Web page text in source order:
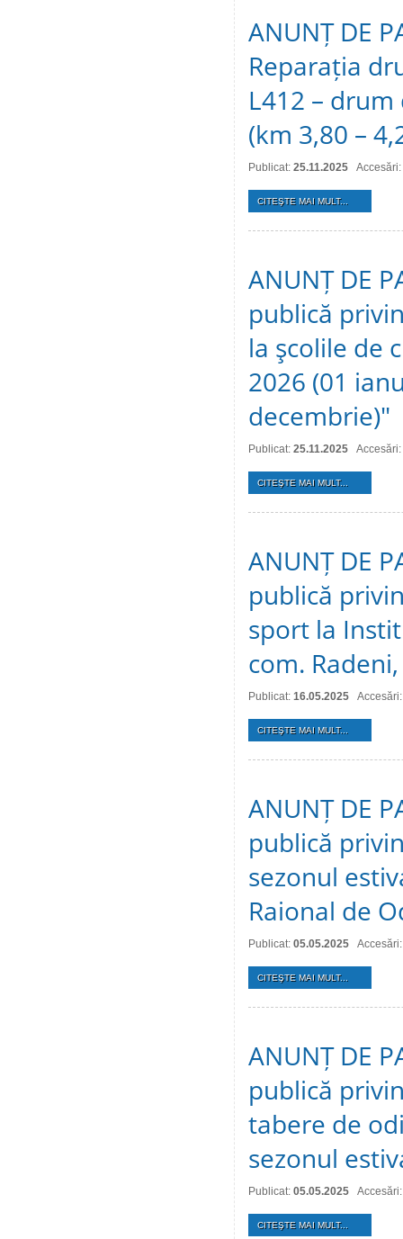
ANUNȚ DE
Reparația
L412 – drum
(km 3,80 –
Publicat: 25.11.2025
CITEŞTE MAI MULT...
ANUNȚ DE
publică
la şcolile de
2026 (01
decembrie)"
Publicat: 25.11.2025
CITEŞTE MAI MULT...
ANUNȚ DE
publică
sport la
com.
Publicat: 16.05.2025
CITEŞTE MAI MULT...
ANUNȚ DE
publică
sezonul
Raional de
Publicat: 05.05.2025
CITEŞTE MAI MULT...
ANUNȚ DE
publică
tabere de
sezonul
Publicat: 05.05.2025
CITEŞTE MAI MULT...